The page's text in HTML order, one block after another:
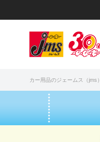
カー用品のジェームス（jms）